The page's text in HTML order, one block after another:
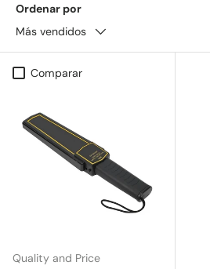
Ordenar por
Más vendidos
Comparar
Quality and Price